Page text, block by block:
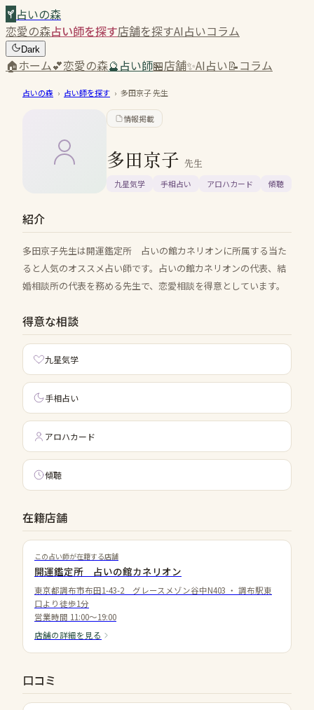
占いの森
恋愛の森占い師を探す店舗を探すAI占いコラム
Dark
🏠ホーム💕恋愛の森🔮占い師🏪店舗✨AI占い📝コラム
占いの森 › 占い師を探す › 多田京子先生
情報掲載
多田京子 先生
九星気学 手相占い アロハカード 傾聴
紹介
多田京子先生は開運鑑定所 占いの館カネリオンに所属する当た
ると人気のオススメ占い師です。占いの館カネリオンの代表、結
婚相談所の代表を務める先生で、恋愛相談を得意としています。
得意な相談
九星気学
手相占い
アロハカード
傾聴
在籍店舗
この占い師が在籍する店舗
開運鑑定所 占いの館カネリオン
東京都調布市布田1-43-2 グレースメゾン谷中N403 ・ 調布駅東
口より徒歩1分
営業時間 11:00〜19:00
店舗の詳細を見る
口コミ